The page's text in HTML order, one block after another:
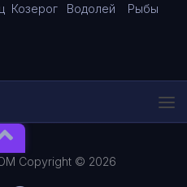
Козерог Водолей Рыбы
Copyright © 2026